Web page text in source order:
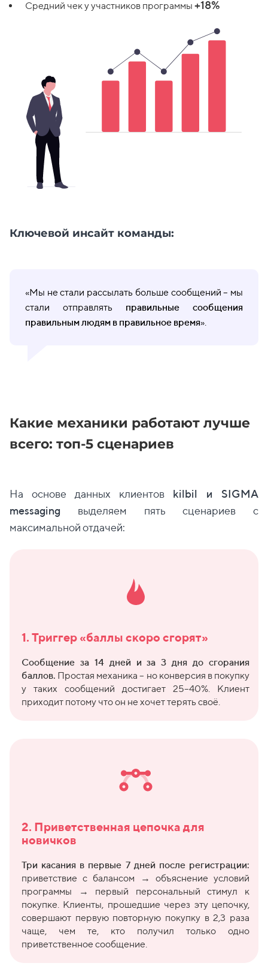
Средний чек у участников программы +18%
Ключевой инсайт команды:
«Мы не стали рассылать больше сообщений – мы
стали отправлять правильные сообщения
правильным людям в правильное время».
Какие механики работают лучше
всего: топ-5 сценариев
На основе данных клиентов kilbil и SIGMA
messaging выделяем пять сценариев с
максимальной отдачей:
1. Триггер «баллы скоро сгорят»
Сообщение за 14 дней и за 3 дня до сгорания
баллов. Простая механика – но конверсия в покупку
у таких сообщений достигает 25–40%. Клиент
приходит потому что он не хочет терять своё.
2. Приветственная цепочка для
новичков
Три касания в первые 7 дней после регистрации:
приветствие с балансом → объяснение условий
программы → первый персональный стимул к
покупке. Клиенты, прошедшие через эту цепочку,
совершают первую повторную покупку в 2,3 раза
чаще, чем те, кто получил только одно
приветственное сообщение.